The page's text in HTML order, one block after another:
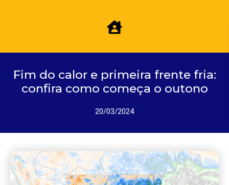
Fim do calor e primeira frente fria:
confira como começa o outono
20/03/2024